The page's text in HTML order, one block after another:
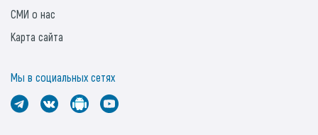
СМИ о нас
Карта сайта
Мы в социальных сетях